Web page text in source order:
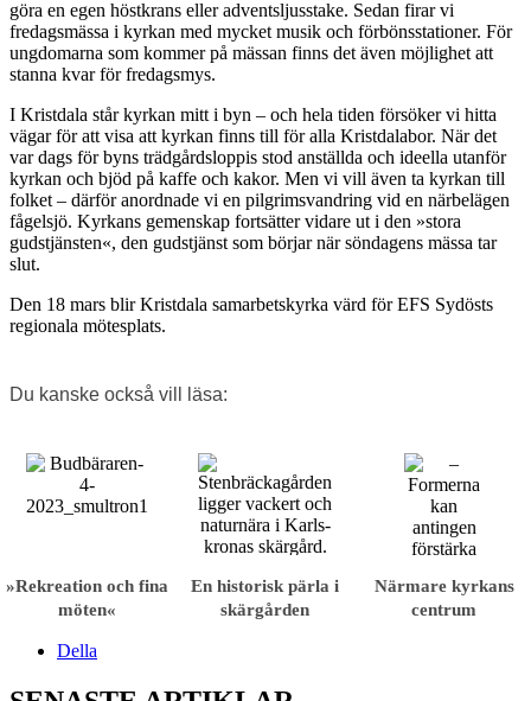
göra en egen höstkrans eller adventsljusstake. Sedan firar vi
fredagsmässa i kyrkan med mycket musik och förbönsstationer. För
ungdomarna som kommer på mässan finns det även möjlighet att
stanna kvar för fredagsmys.
I Kristdala står kyrkan mitt i byn – och hela tiden försöker vi hitta
vägar för att visa att kyrkan finns till för alla Kristdalabor. När det
var dags för byns trädgårdsloppis stod anställda och ideella utanför
kyrkan och bjöd på kaffe och kakor. Men vi vill även ta kyrkan till
folket – därför anordnade vi en pilgrimsvandring vid en närbelägen
fågelsjö. Kyrkans gemenskap fortsätter vidare ut i den »stora
gudstjänsten«, den gudstjänst som börjar när söndagens mässa tar
slut.
Den 18 mars blir Kristdala samarbetskyrka värd för EFS Sydösts
regionala mötesplats.
Du kanske också vill läsa:
»Rekreation och fina
möten«
En historisk pärla i
skärgården
Närmare kyrkans
centrum
Della